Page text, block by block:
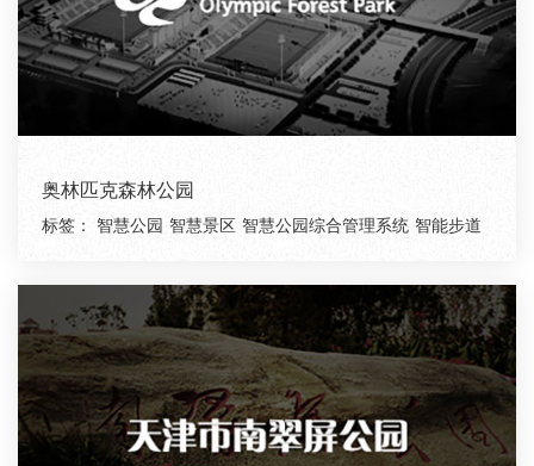
奥林匹克森林公园
标签： 智慧公园 智慧景区 智慧公园综合管理系统 智能步道